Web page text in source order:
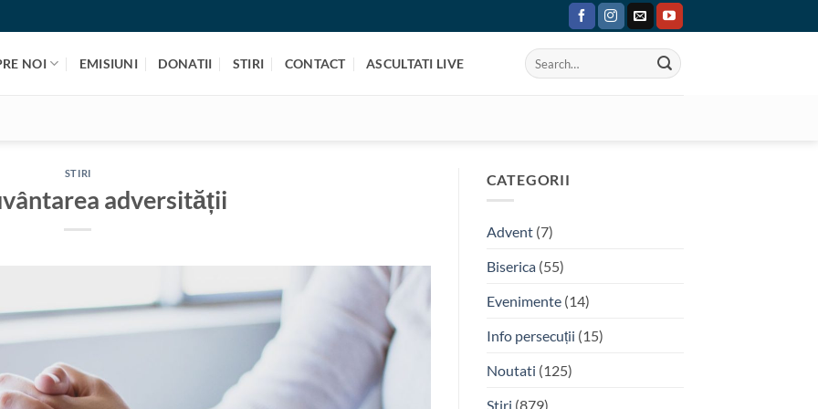
NOI EMISIUNI DONATII STIRI CONTACT ASCULTATI LIVE
STIRI
adversității
CATEGORII
Advent(7)
Biserica(55)
Evenimente(14)
Info persecuții (15)
Noutati (125)
Stiri (879)